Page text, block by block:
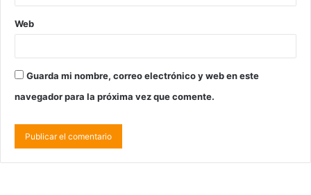
Web
Guarda mi nombre, correo electrónico y web en este
navegador para la próxima vez que comente.